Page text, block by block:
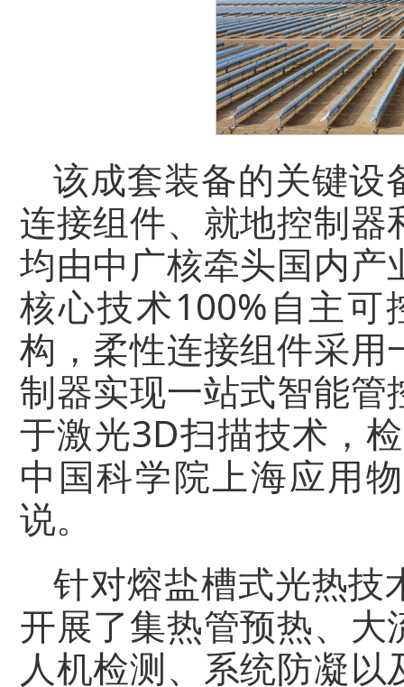
该成套装备的关键
连接组件、就地控制
均由中广核牵头国内
核心技术100%自主可
构，柔性连接组件采
制器实现一站式智能
于激光3D扫描技术，
中国科学院上海应用
说。
针对熔盐槽式光热技
开展了集热管预热、
人机检测、系统防凝